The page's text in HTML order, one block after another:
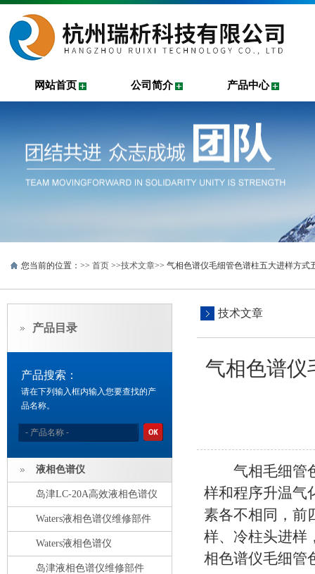
网站首页 公司简介 产品中心
您当前的位置：>> 首页 >>技术文章>> 气相色谱仪毛细管色谱柱五大进样方
产品目录
产品搜索：
请在下列输入框内输入您要查找的产
品名称。
液相色谱仪
岛津LC-20A高效液相色谱仪
Waters液相色谱仪维修部件
Waters液相色谱仪
岛津液相色谱仪维修部件
技术文章
气相色谱
气相毛细管色
样和程序升温气
素各不相同，前
样、冷柱头进样
相色谱仪毛细管